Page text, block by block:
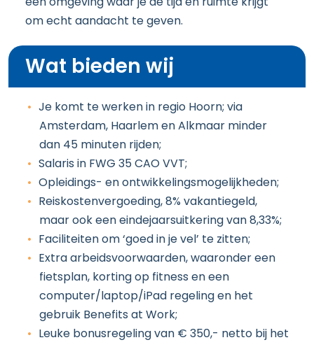
een omgeving waar je de tijd en ruimte krijgt
om echt aandacht te geven.
Wat bieden wij
Je komt te werken in regio Hoorn; via
Amsterdam, Haarlem en Alkmaar minder
dan 45 minuten rijden;
Salaris in FWG 35 CAO VVT;
Opleidings- en ontwikkelingsmogelijkheden;
Reiskostenvergoeding, 8% vakantiegeld,
maar ook een eindejaarsuitkering van 8,33%;
Faciliteiten om ‘goed in je vel’ te zitten;
Extra arbeidsvoorwaarden, waaronder een
fietsplan, korting op fitness en een
computer/laptop/iPad regeling en het
gebruik Benefits at Work;
Leuke bonusregeling van € 350,- netto bij het